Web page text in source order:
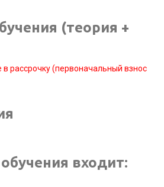
(теория +
в рассрочку (первоначальный взнос
входит: